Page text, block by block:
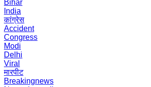
Bihar
India
कांग्रेस
Accident
Congress
Modi
Delhi
Viral
मारपीट
Breakingnews